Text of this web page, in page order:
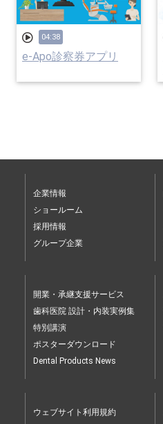
04:38
e-Apo診察券アプリ
企業情報
ショールーム
採用情報
グループ企業
開業・承継支援サービス
歯科医院 設計・内装実例集
特別講演
ポスターダウンロード
Dental Products News
ウェブサイト利用規約